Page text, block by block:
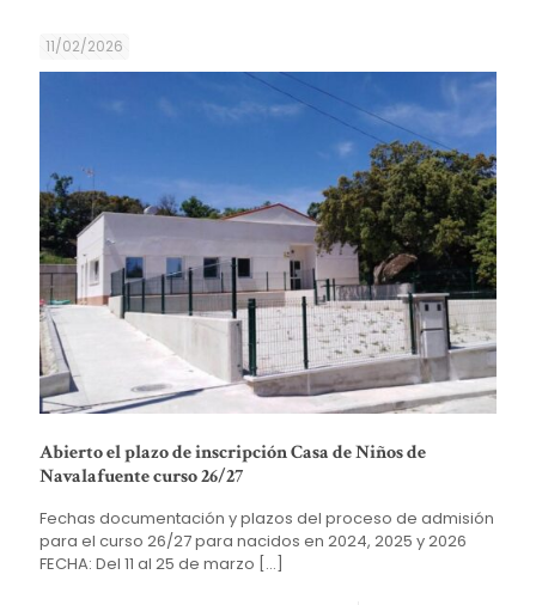
11/02/2026
Abierto el plazo de inscripción Casa de Niños de
Navalafuente curso 26/27
Fechas documentación y plazos del proceso de admisión
para el curso 26/27 para nacidos en 2024, 2025 y 2026
FECHA: Del 11 al 25 de marzo […]